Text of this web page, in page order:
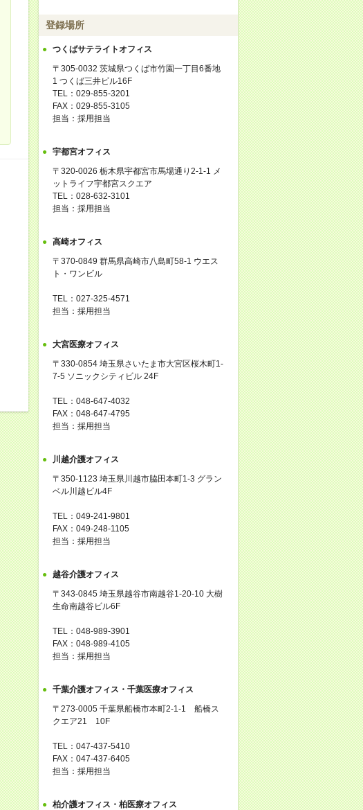
登録場所
つくばサテライトオフィス
〒305-0032 茨城県つくば市竹園一丁目6番地
1 つくば三井ビル16F
TEL：029-855-3201
FAX：029-855-3105
担当：採用担当
宇都宮オフィス
〒320-0026 栃木県宇都宮市馬場通り2-1-1 メ
ットライフ宇都宮スクエア
TEL：028-632-3101
担当：採用担当
高崎オフィス
〒370-0849 群馬県高崎市八島町58-1 ウエス
ト・ワンビル
TEL：027-325-4571
担当：採用担当
大宮医療オフィス
〒330-0854 埼玉県さいたま市大宮区桜木町1-
7-5 ソニックシティビル 24F
TEL：048-647-4032
FAX：048-647-4795
担当：採用担当
川越介護オフィス
〒350-1123 埼玉県川越市脇田本町1-3 グラン
ベル川越ビル4F
TEL：049-241-9801
FAX：049-248-1105
担当：採用担当
越谷介護オフィス
〒343-0845 埼玉県越谷市南越谷1-20-10 大樹
生命南越谷ビル6F
TEL：048-989-3901
FAX：048-989-4105
担当：採用担当
千葉介護オフィス・千葉医療オフィス
〒273-0005 千葉県船橋市本町2-1-1 船橋ス
クエア21 10F
TEL：047-437-5410
FAX：047-437-6405
担当：採用担当
柏介護オフィス・柏医療オフィス